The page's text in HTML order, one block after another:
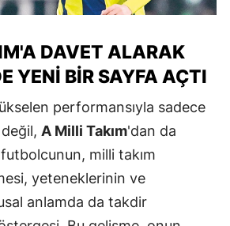
DAVET ALARAK
YENI BIR SAYFA AÇTI
performansıyla sadece
A Milli Takım'dan da
milli takım
yeteneklerinin ve
anlamda da takdir